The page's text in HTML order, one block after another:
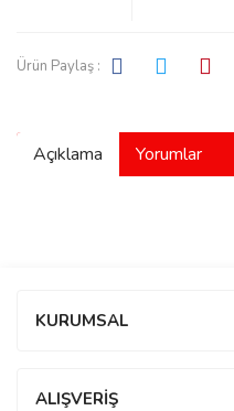
Ürün Paylaş :
Açıklama Yorumlar
KURUMSAL
ALIŞVERİŞ